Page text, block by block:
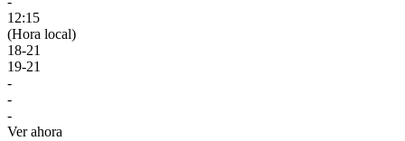
12:15
(Hora local)
18-21
19-21
-
-
-
Ver ahora